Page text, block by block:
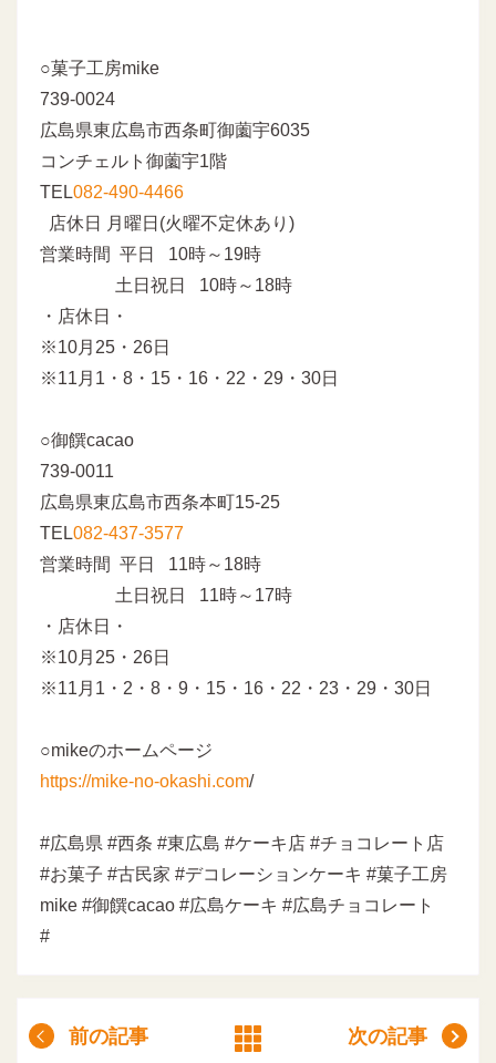
○菓子工房mike
739-0024
広島県東広島市西条町御薗宇6035
コンチェルト御薗宇1階
TEL082-490-4466
店休日 月曜日(火曜不定休あり)
営業時間 平日 10時～19時
土日祝日 10時～18時
・店休日・
※10月25・26日
※11月1・8・15・16・22・29・30日
○御饌cacao
739-0011
広島県東広島市西条本町15-25
TEL082-437-3577
営業時間 平日 11時～18時
土日祝日 11時～17時
・店休日・
※10月25・26日
※11月1・2・8・9・15・16・22・23・29・30日
○mikeのホームページ
https://mike-no-okashi.com/
#広島県 #西条 #東広島 #ケーキ店 #チョコレート店
#お菓子 #古民家 #デコレーションケーキ #菓子工房
mike #御饌cacao #広島ケーキ #広島チョコレート
#
前の記事 次の記事